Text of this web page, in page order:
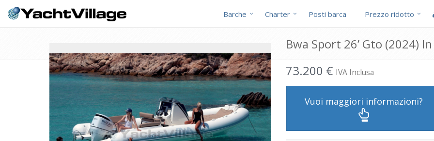
Barche Charter Posti barca Prezzo ridotto
Bwa Sport 26’ Gto (2024)
73.200 € IVA Inclusa
Vuoi maggiori informazioni?